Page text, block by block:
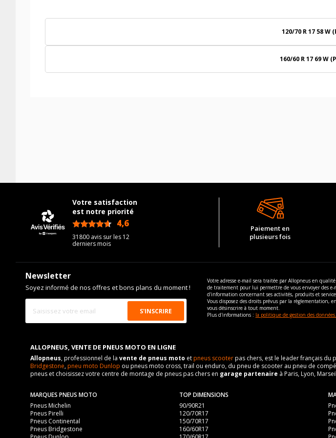
120/70 R 17 58 W
160/60 R 17 69 W
Votre satisfaction
est notre priorité
4,6
31800 avis sur les 12
derniers mois
Paiement en
plusieurs fois
Newsletter
Soyez informé de nos offres et bons plans du moment !
Votre adresse e-mail sera traitée par Allopneus en
de traitement pour lui permettre de vous envoyer des e-
d'information concernant ses activités, produits et
Vous disposez des droits prévus par la règlementation,
vous désinscrire à tout moment.
Plus d'informations : la politique de gestion des données.
ALLOPNEUS, VENTE DE PNEUS MOTO EN LIGNE
Allopneus, professionnel de la vente de pneus moto etpneus scooterpas chers, est le leader français du
Bridgestone,pneu moto Dunlop ou pneus moto cross, trail ou enduro, du pneu de scooter au pneu de
pneus et choisissez votre centre de montage de pneus pas chers en garage partenaire à Paris, Lyon,
MARQUES PNEUS MOTO
Pneus Michelin
Pneus Pirelli
Pneus Continental
Pneus Bridgestone
TOP DIMENSIONS
90/90R21
120/70R17
150/70R17
160/60R17